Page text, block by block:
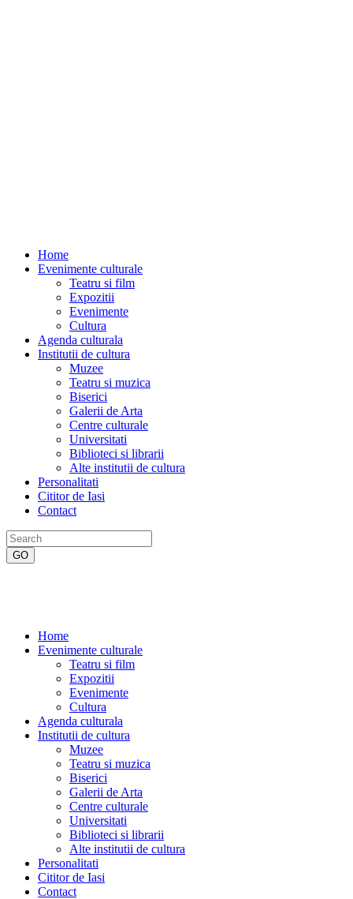
Home
Evenimente culturale
Teatru si film
Expozitii
Evenimente
Cultura
Agenda culturala
Institutii de cultura
Muzee
Teatru si muzica
Biserici
Galerii de Arta
Centre culturale
Universitati
Biblioteci si librarii
Alte institutii de cultura
Personalitati
Cititor de Iasi
Contact
Home
Evenimente culturale
Teatru si film
Expozitii
Evenimente
Cultura
Agenda culturala
Institutii de cultura
Muzee
Teatru si muzica
Biserici
Galerii de Arta
Centre culturale
Universitati
Biblioteci si librarii
Alte institutii de cultura
Personalitati
Cititor de Iasi
Contact